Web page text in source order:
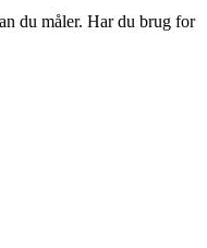
du måler. Har du brug for